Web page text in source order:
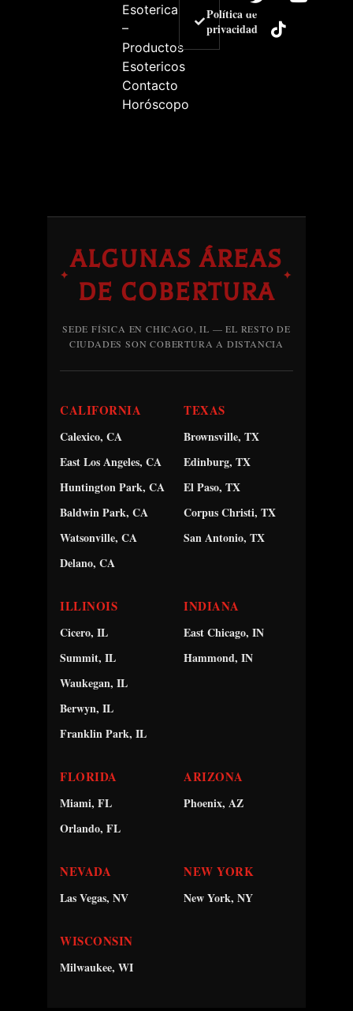
Esoterica
–
Productos
Esotericos
Contacto
Horóscopo
Política de
privacidad
✦
ALGUNAS ÁREAS
DE COBERTURA
✦
SEDE FÍSICA EN CHICAGO, IL — EL RESTO DE
CIUDADES SON COBERTURA A DISTANCIA
CALIFORNIA
Calexico, CA
East Los Angeles, CA
Huntington Park, CA
Baldwin Park, CA
Watsonville, CA
Delano, CA
TEXAS
Brownsville, TX
Edinburg, TX
El Paso, TX
Corpus Christi, TX
San Antonio, TX
ILLINOIS
Cicero, IL
Summit, IL
Waukegan, IL
Berwyn, IL
Franklin Park, IL
INDIANA
East Chicago, IN
Hammond, IN
FLORIDA
Miami, FL
Orlando, FL
ARIZONA
Phoenix, AZ
NEVADA
Las Vegas, NV
NEW YORK
New York, NY
WISCONSIN
Milwaukee, WI